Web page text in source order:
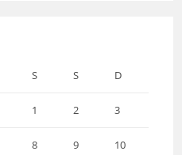
S S D
1 2 3
8 9 10